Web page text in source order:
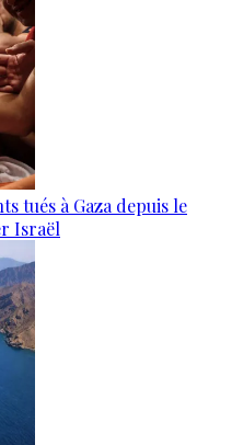
tués à Gaza depuis le
Israël